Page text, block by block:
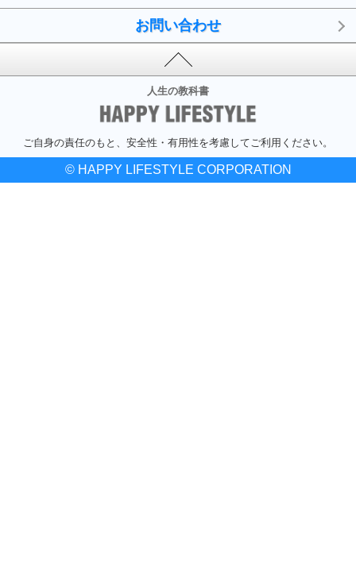
お問い合わせ
人生の教科書
ご自身の責任のもと、安全性・有用性を考慮してご利用ください。
© HAPPY LIFESTYLE CORPORATION